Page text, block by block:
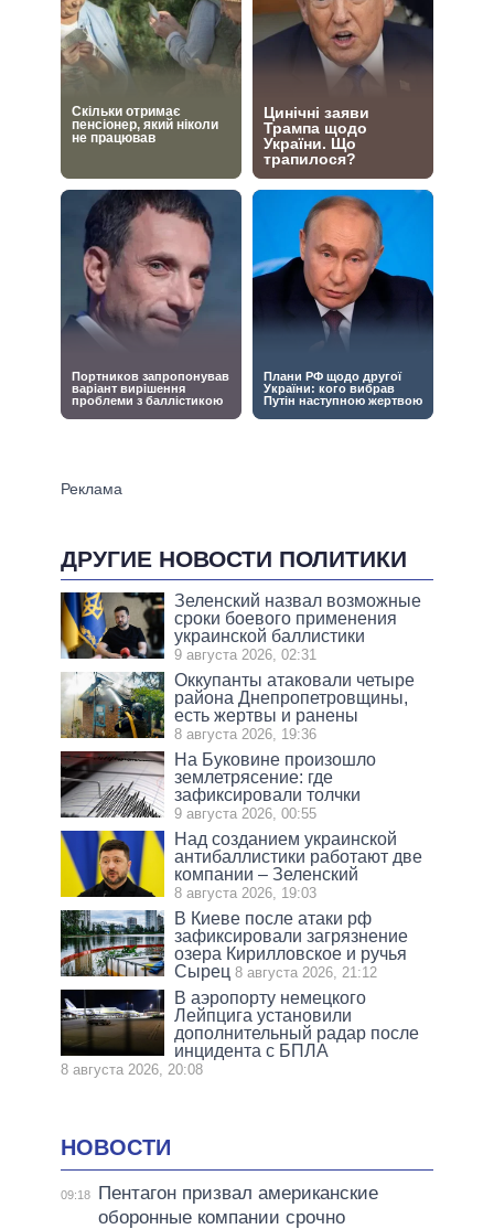
ДРУГИЕ НОВОСТИ ПОЛИТИКИ
Зеленский назвал возможные
сроки боевого применения
украинской баллистики
9 августа 2026, 02:31
Оккупанты атаковали четыре
района Днепропетровщины,
есть жертвы и ранены
8 августа 2026, 19:36
На Буковине произошло
землетрясение: где
зафиксировали толчки
9 августа 2026, 00:55
Над созданием украинской
антибаллистики работают две
компании – Зеленский
8 августа 2026, 19:03
В Киеве после атаки рф
зафиксировали загрязнение
озера Кирилловское и ручья
Сырец 8 августа 2026, 21:12
В аэропорту немецкого
Лейпцига установили
дополнительный радар после
инцидента с БПЛА
8 августа 2026, 20:08
НОВОСТИ
09:18
Пентагон призвал американские
оборонные компании срочно